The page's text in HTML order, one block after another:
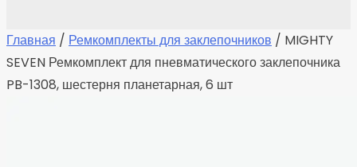
Главная / Ремкомплекты для заклепочников / MIGHTY
SEVEN Ремкомплект для пневматического заклепочника
PB-1308, шестерня планетарная, 6 шт